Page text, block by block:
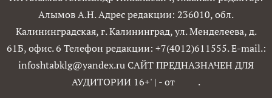
Алымов А.Н. Адрес редакции: 236010, обл.
Калининградская, г. Калининград, ул. Менделеева, д.
61Б, офис. 6 Телефон редакции: +7(4012)611555. E-mail.:
infoshtabklg@yandex.ru САЙТ ПРЕДНАЗНАЧЕН ДЛЯ
АУДИТОРИИ 16+' | - от .